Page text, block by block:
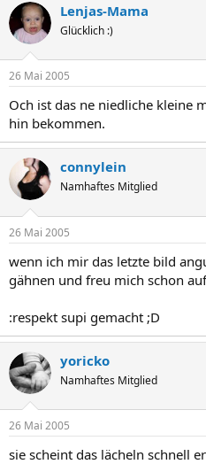
Lenjas-Mama
Glücklich :)
26 Mai 2005
Och ist das ne niedliche kleine
hin bekommen.
connylein
Namhaftes Mitglied
26 Mai 2005
wenn ich mir das letzte bild
gähnen und freu mich schon
:respekt supi gemacht ;D
yoricko
Namhaftes Mitglied
26 Mai 2005
sie scheint das lächeln schnell